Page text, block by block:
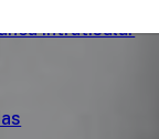
intratisular